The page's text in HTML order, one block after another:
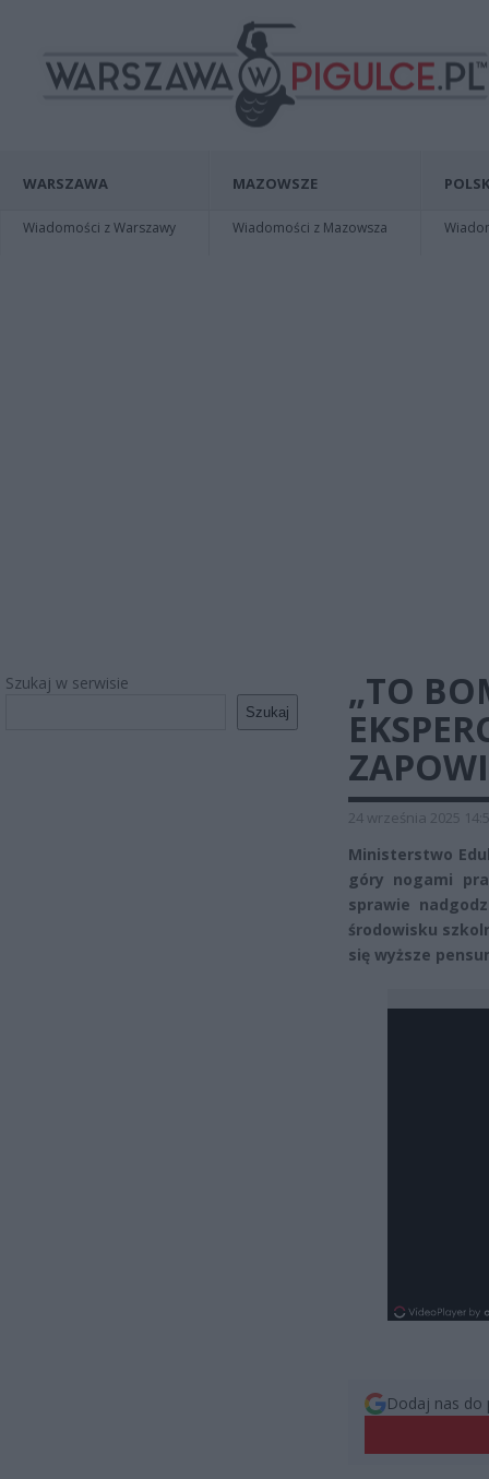
WARSZAWA
Wiadomości z Warszawy
MAZOWSZE
Wiadomości z Mazowsza
Szukaj w serwisie
Szukaj
„TO
24 września 2025
Ministerstwo
góry nogami
sprawie
środowisku
się wyższe
Dodaj nas do